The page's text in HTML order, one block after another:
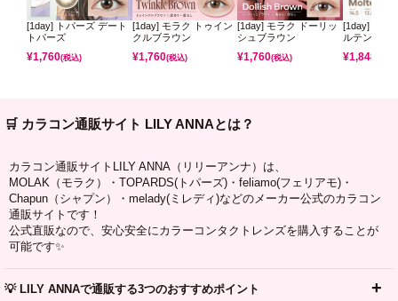
[1day] トパーズ デート
トパーズ
¥1,760(税込)
[1day] モラク トゥイン
クルブラウン
¥1,760(税込)
[1day] モラク ドーリッ
シュブラウン
¥1,760(税込)
[1day] コフ
ルテンパフ
¥1,848
🛒 カラコン通販サイト LILY ANNAとは？
カラコン通販サイトLILY ANNA（リリーアンナ）は、
MOLAK（モラク）・TOPARDS(トパーズ)・feliamo(フェリアモ)・
Chapun（シャプン）・melady(ミレディ)などのメーカー公式のカラコン
通販サイトです！
公式直販なので、安心安全にカラーコンタクトレンズを購入することが
可能です✨
💡 LILY ANNAで通販する3つのおすすめポイント